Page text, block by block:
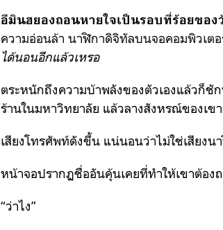
อีมินฮยองถอนหายใจเป็นรอบที่ร้อยของ
ความอ่อนล้า นาฬิกาดิจิทัลบนจอคอมพิวเตอ
ได้นอนอีกแล้วเหรอ
ตระหนักถึงความบ้าพลังของตัวเองแล้วก็
ร้านในมหาวิทยาลัย แล้วลางสังหรณ์ของเข
เสียงโทรศัพท์ดังขึ้น แน่นอนว่าไม่ใช่เสียงน
หน้าจอปรากฏชื่ออันคุ้นเคยที่ทำให้เขาต้อ
“ว่าไง”